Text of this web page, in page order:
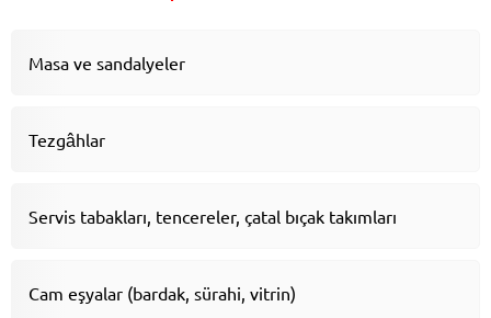
Masa ve sandalyeler
Tezgâhlar
Servis tabakları, tencereler, çatal bıçak takımları
Cam eşyalar (bardak, sürahi, vitrin)